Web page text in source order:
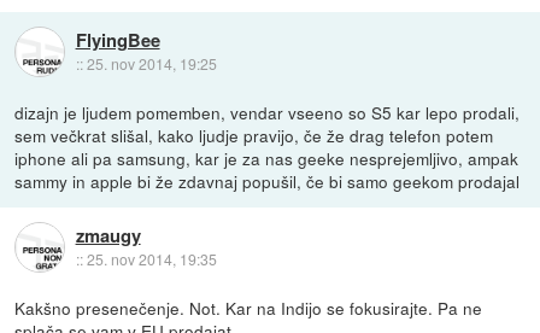
FlyingBee
::25. nov 2014, 19:25
dizajn je ljudem pomemben, vendar vseeno so S5 kar lepo prodali,
sem večkrat slišal, kako ljudje pravijo, če že drag telefon potem
iphone ali pa samsung, kar je za nas geeke nesprejemljivo, ampak
sammy in apple bi že zdavnaj popušil, če bi samo geekom prodajal
zmaugy
::25. nov 2014, 19:35
Kakšno presenečenje. Not. Kar na Indijo se fokusirajte. Pa ne